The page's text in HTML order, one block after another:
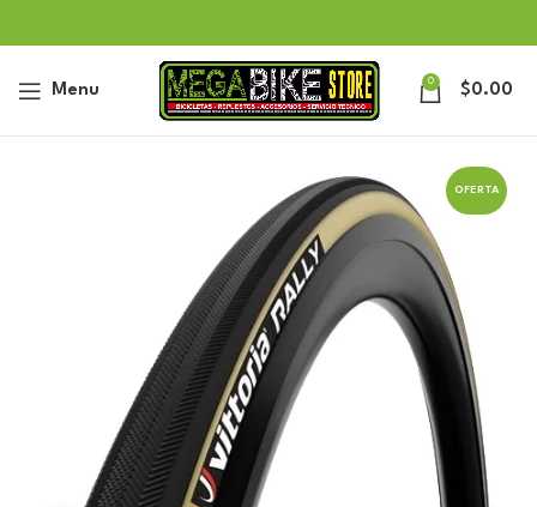
Menu 0 $0.00
OFERTA